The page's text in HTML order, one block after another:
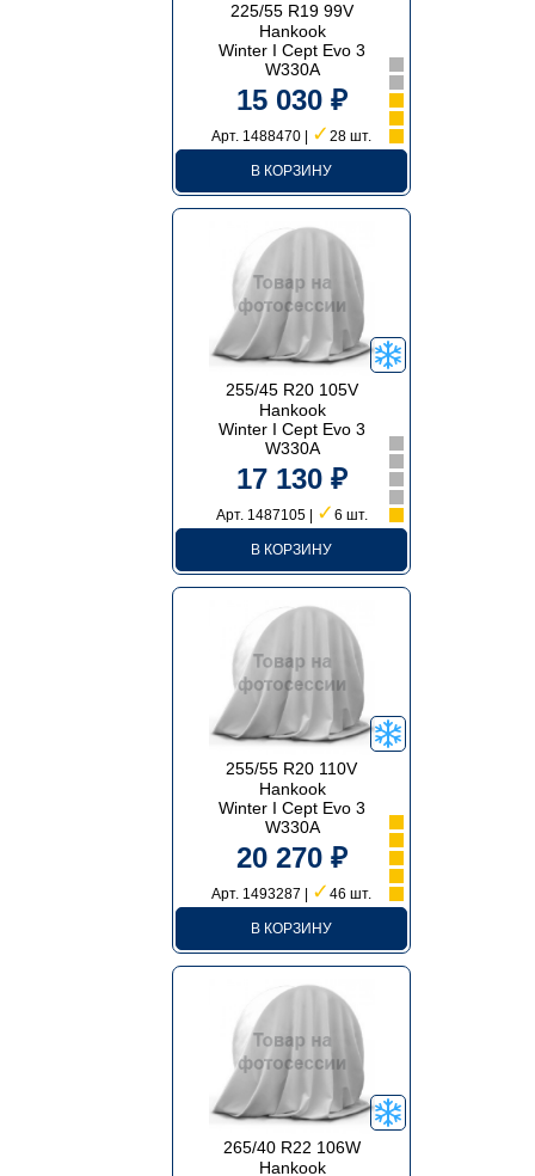
225/55 R19 99V
Hankook
Winter I Cept Evo 3
W330A
15 030 ₽
Арт. 1488470 | ✓28 шт.
В КОРЗИНУ
255/45 R20 105V
Hankook
Winter I Cept Evo 3
W330A
17 130 ₽
Арт. 1487105 | ✓ 6 шт.
В КОРЗИНУ
255/55 R20 110V
Hankook
Winter I Cept Evo 3
W330A
20 270 ₽
Арт. 1493287 | ✓46 шт.
В КОРЗИНУ
265/40 R22 106W
Hankook